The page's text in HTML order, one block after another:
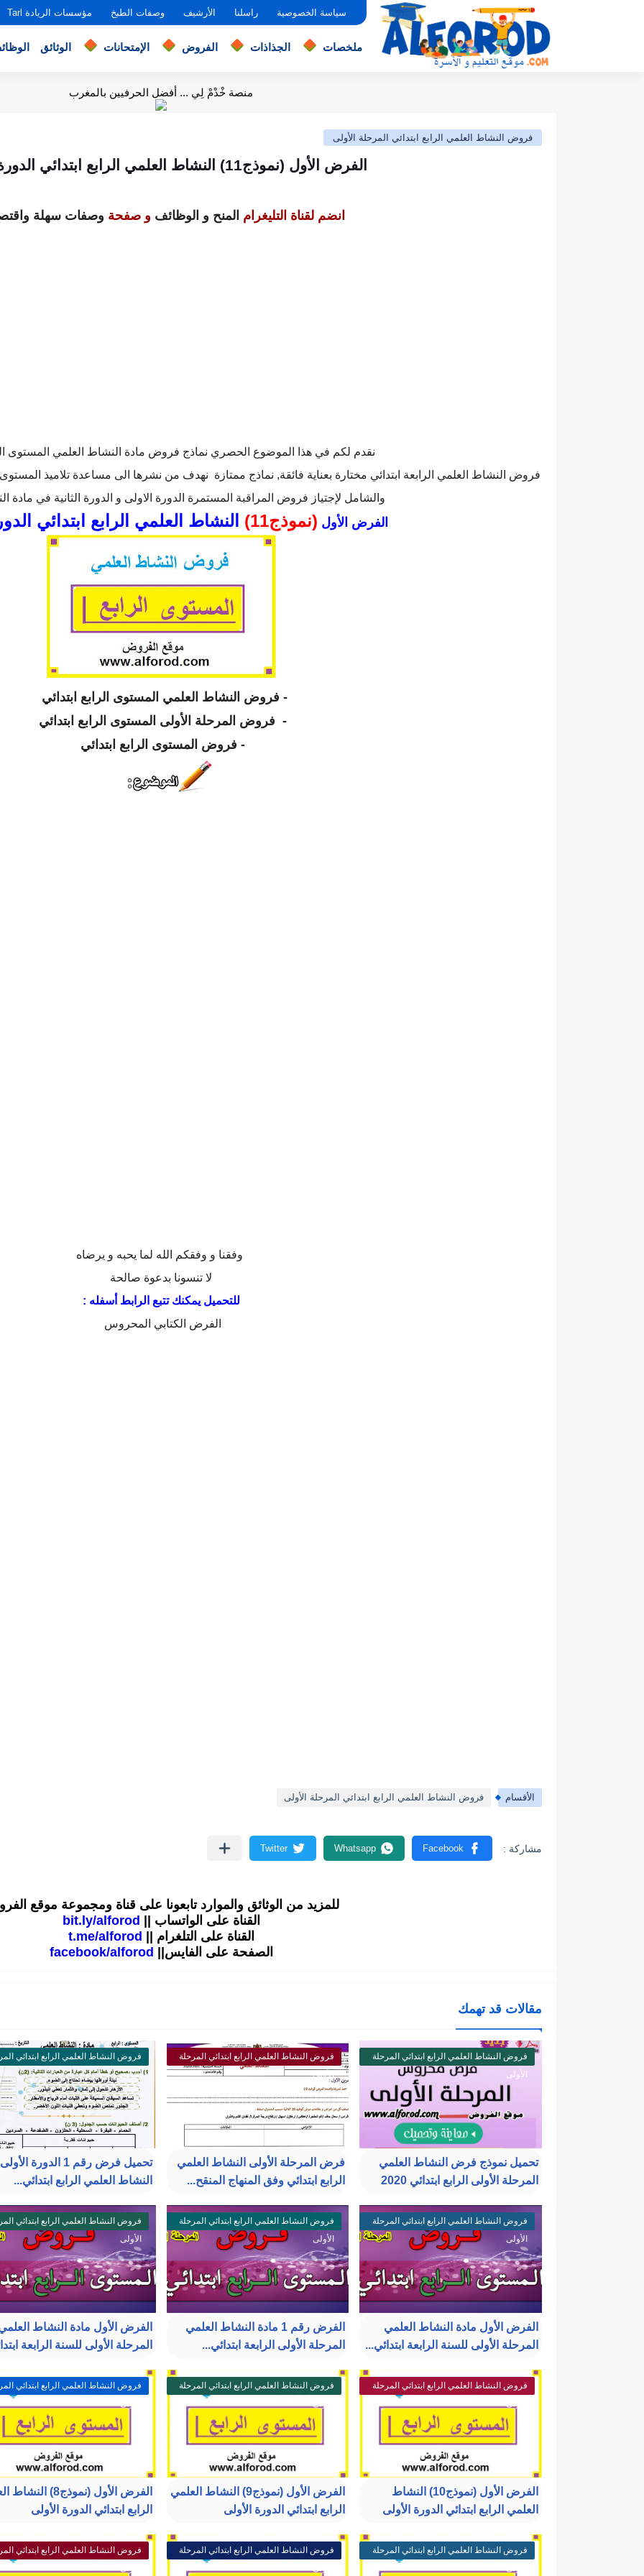
سياسة الخصوصية راسلنا الأرشيف وصفات الطبخ مؤسسات الريادة Tarl
ملخصات الجذاذات الفروض الإمتحانات الوثائق
منصة خْدْمْ لِي ... أفضل الحرفيين بالمغرب
فروض النشاط العلمي الرابع ابتدائي المرحلة الأولى
الفرض الأول (نموذج11) النشاط العلمي الرابع ابتدائي الدورة الأولى
انضم لقناة التليغرام المنح و الوظائف و صفحة وصفات سهلة
نقدم لكم في هذا الموضوع الحصري نماذج فروض مادة النشاط العلمي المستوى
فروض النشاط العلمي الرابعة ابتدائي مختارة بعناية فائقة, نماذج ممتازة نهدف من نشرها الى مساعدة تلاميذ المستوى
والشامل لإجتياز فروض المراقبة المستمرة الدورة الاولى و الدورة الثانية في مادة
الفرض الأول (نموذج11) النشاط العلمي الرابع ابتدائي
- فروض النشاط العلمي المستوى الرابع ابتدائي
- فروض المرحلة الأولى المستوى الرابع ابتدائي
- فروض المستوى الرابع ابتدائي
وفقنا و وفقكم الله لما يحبه و يرضاه
لا تنسونا بدعوة صالحة
للتحميل يمكنك تتبع الرابط أسفله :
الفرض الكتابي المحروس
الأقسام فروض النشاط العلمي الرابع ابتدائي المرحلة الأولى
للمزيد من الوثائق والموارد تابعونا على قناة ومجموعة موقع
القناة على الواتساب ||
bit.ly/alforod
القناة على التلغرام ||
t.me/alforod
الصفحة على الفايس||
facebook/alforod
مقالات قد تهمك
فروض النشاط العلمي الرابع ابتدائي المرحلة
الأولى
تحميل نموذج فرض النشاط العلمي
المرحلة الأولى الرابع ابتدائي 2020
فروض النشاط العلمي الرابع ابتدائي المرحلة
الأولى
فرض المرحلة الأولى النشاط العلمي
الرابع ابتدائي وفق المنهاج المنقح...
فروض النشاط العلمي الرابع ابتدائي
الأولى
تحميل فرض رقم 1 الدورة الأولى
النشاط العلمي الرابع ابتدائي...
فروض النشاط العلمي الرابع ابتدائي المرحلة
الأولى
الفرض الأول مادة النشاط العلمي
المرحلة الأولى للسنة الرابعة ابتدائي...
فروض النشاط العلمي الرابع ابتدائي المرحلة
الأولى
الفرض رقم 1 مادة النشاط العلمي
المرحلة الأولى الرابعة ابتدائي...
فروض النشاط العلمي الرابع ابتدائي
الأولى
الفرض الأول مادة النشاط
المرحلة الأولى للسنة الرابعة
فروض النشاط العلمي الرابع ابتدائي المرحلة
الأولى
الفرض الأول (نموذج10) النشاط
العلمي الرابع ابتدائي الدورة الأولى
فروض النشاط العلمي الرابع ابتدائي المرحلة
الأولى
الفرض الأول (نموذج9) النشاط العلمي
الرابع ابتدائي الدورة الأولى
فروض النشاط العلمي الرابع ابتدائي
الأولى
الفرض الأول (نموذج8)
الرابع ابتدائي الدورة الأولى
فروض النشاط العلمي الرابع ابتدائي المرحلة
الأولى
فروض النشاط العلمي الرابع ابتدائي المرحلة
الأولى
فروض النشاط العلمي الرابع ابتدائي
الأولى